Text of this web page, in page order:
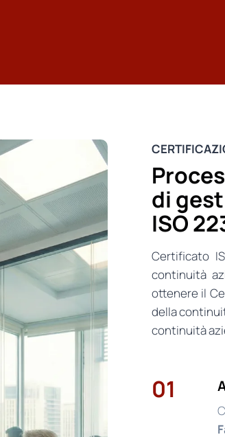
di
ISO
Certificato
continuità
ottenere il
della
continuità
01